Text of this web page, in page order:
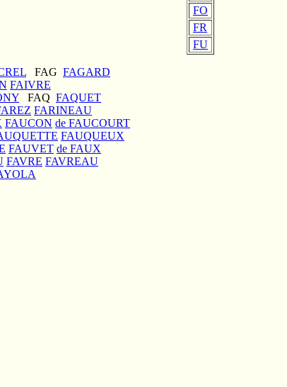
FO
FR
FU
FAG FAGARD
FAIVRE
FAQ FAQUET
FARINEAU
FAUCON de FAUCOURT
FAUQUEUX
FAUVET de FAUX
FAVRE FAVREAU